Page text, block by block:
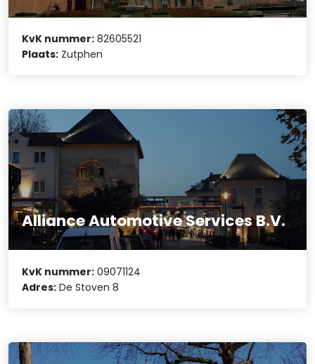
KvK nummer: 82605521
Plaats: Zutphen
Alliance Automotive Services B.V.
KvK nummer: 09071124
Adres: De Stoven 8